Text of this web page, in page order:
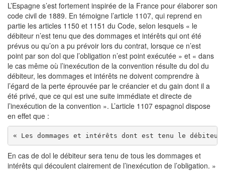
L’Espagne s’est fortement inspirée de la France pour élaborer son
code civil de 1889. En témoigne l’article 1107, qui reprend en
partie les articles 1150 et 1151 du Code, selon lesquels « le
débiteur n’est tenu que des dommages et intérêts qui ont été
prévus ou qu’on a pu prévoir lors du contrat, lorsque ce n’est
point par son dol que l’obligation n’est point exécutée » et « dans
le cas même où l’inexécution de la convention résulte du dol du
débiteur, les dommages et intérêts ne doivent comprendre à
l’égard de la perte éprouvée par le créancier et du gain dont il a
été privé, que ce qui est une suite immédiate et directe de
l’inexécution de la convention ». L’article 1107 espagnol dispose
en effet que :
« Les dommages et intérêts dont est tenu le
En cas de dol le débiteur sera tenu de tous les dommages et
intérêts qui découlent clairement de l’inexécution de l’obligation. »